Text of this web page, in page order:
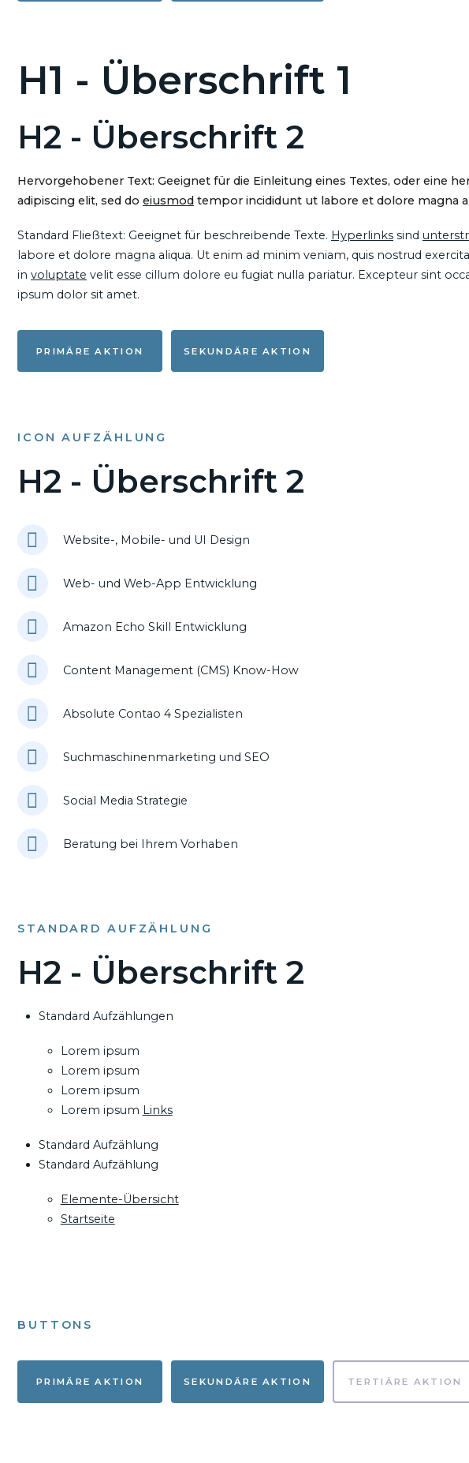
H1 - Überschrift 1
H2 - Überschrift 2
Hervorgehobener Text: Geeignet für die Einleitung eines Textes, oder eine
adipiscing elit, sed do eiusmod tempor incididunt ut labore et dolore magna
Standard Fließtext: Geeignet für beschreibende Texte. Hyperlinks sind
labore et dolore magna aliqua. Ut enim ad minim veniam, quis nostrud
in voluptate velit esse cillum dolore eu fugiat nulla pariatur. Excepteur sint
ipsum dolor sit amet.
PRIMÄRE AKTION SEKUNDÄRE AKTION
ICON AUFZÄHLUNG
H2 - Überschrift 2
Website-, Mobile- und UI Design
Web- und Web-App Entwicklung
Amazon Echo Skill Entwicklung
Content Management (CMS) Know-How
Absolute Contao 4 Spezialisten
Suchmaschinenmarketing und SEO
Social Media Strategie
Beratung bei Ihrem Vorhaben
STANDARD AUFZÄHLUNG
H2 - Überschrift 2
Standard Aufzählungen
Lorem ipsum
Lorem ipsum
Lorem ipsum
Lorem ipsum Links
Standard Aufzählung
Standard Aufzählung
Elemente-Übersicht
Startseite
BUTTONS
PRIMÄRE AKTION SEKUNDÄRE AKTION TERTIÄRE AKTION